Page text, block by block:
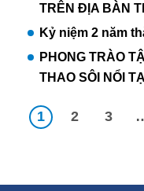
TRÊN ĐỊA BÀN
Kỷ niệm 2 năm
PHONG TRÀO
THAO SÔI NỔI
1 2 3